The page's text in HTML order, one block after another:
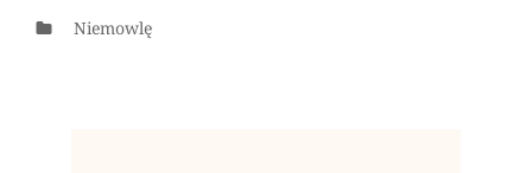
Categories
Niemowlę